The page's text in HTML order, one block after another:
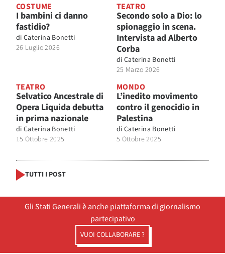
COSTUME
I bambini ci danno
fastidio?
di Caterina Bonetti
26 Luglio 2026
TEATRO
Secondo solo a Dio: lo
spionaggio in scena.
Intervista ad Alberto
Corba
di Caterina Bonetti
25 Marzo 2026
TEATRO
Selvatico Ancestrale di
Opera Liquida debutta
in prima nazionale
di Caterina Bonetti
15 Ottobre 2025
MONDO
L’inedito movimento
contro il genocidio in
Palestina
di Caterina Bonetti
5 Ottobre 2025
TUTTI I POST
Gli Stati Generali è anche piattaforma di giornalismo
partecipativo
VUOI COLLABORARE ?